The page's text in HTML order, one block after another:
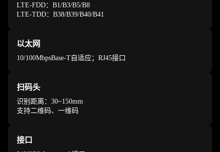
LTE-FDD：B1/B3/B5/B8
LTE-TDD：B38/B39/B40/B41
以太网
10/100MbpsBase-T自适应；RJ45接口
扫码头
识别距离：30~150mm
支持二维码、一维码
接口